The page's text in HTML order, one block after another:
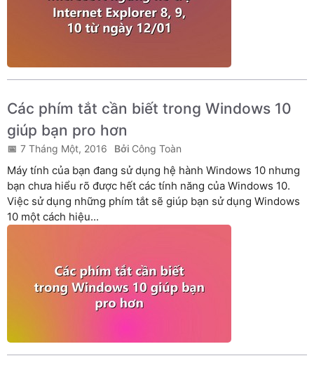
Các phím tắt cần biết trong Windows 10
giúp bạn pro hơn
7 Tháng Một, 2016 Công Toàn
Máy tính của bạn đang sử dụng hệ hành Windows 10 nhưng
bạn chưa hiểu rõ được hết các tính năng của Windows 10.
Việc sử dụng những phím tắt sẽ giúp bạn sử dụng Windows
10 một cách hiệu...